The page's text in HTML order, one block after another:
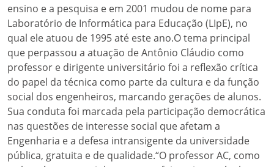
ensino e a pesquisa e em 2001 mudou de nome para
Laboratório de Informática para Educação (LIpE), no
qual ele atuou de 1995 até este ano.O tema principal
que perpassou a atuação de Antônio Cláudio como
professor e dirigente universitário foi a reflexão crítica
do papel da técnica como parte da cultura e da função
social dos engenheiros, marcando gerações de alunos.
Sua conduta foi marcada pela participação democrática
nas questões de interesse social que afetam a
Engenharia e a defesa intransigente da universidade
pública, gratuita e de qualidade.“O professor AC, como